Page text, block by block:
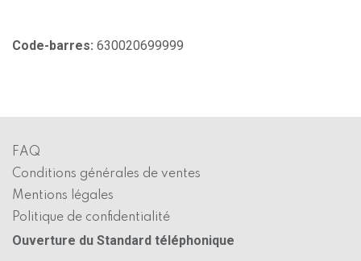
Code-barres: 630020699999
FAQ
Conditions générales de ventes
Mentions légales
Politique de confidentialité
Ouverture du Standard téléphonique